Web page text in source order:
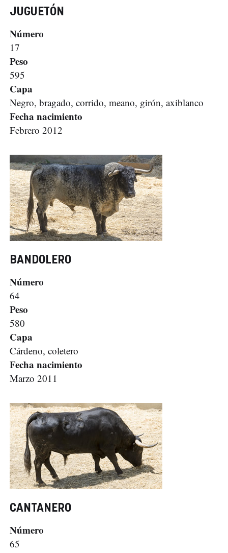
JUGUETÓN
Número
17
Peso
595
Capa
Negro, bragado, corrido, meano, girón, axiblanco
Fecha nacimiento
Febrero 2012
BANDOLERO
Número
64
Peso
580
Capa
Cárdeno, coletero
Fecha nacimiento
Marzo 2011
CANTANERO
Número
65